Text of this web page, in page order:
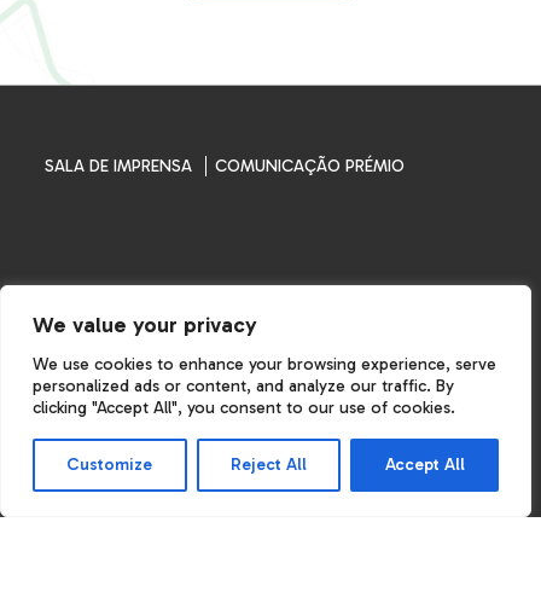
We value your privacy
We use cookies to enhance your browsing experience, serve
personalized ads or content, and analyze our traffic. By
clicking "Accept All", you consent to our use of cookies.
Customize Reject All Accept All
SALA DE IMPRENSA COMUNICAÇÃO PRÉMIO